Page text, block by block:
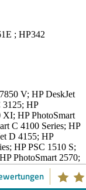
; HP342
V; HP DeskJet
3125; HP
XI; HP PhotoSmart
C 4100 Series; HP
D 4155; HP
HP PSC 1510 S;
PhotoSmart 2570;
DeskJet 5432; HP
C 4170;